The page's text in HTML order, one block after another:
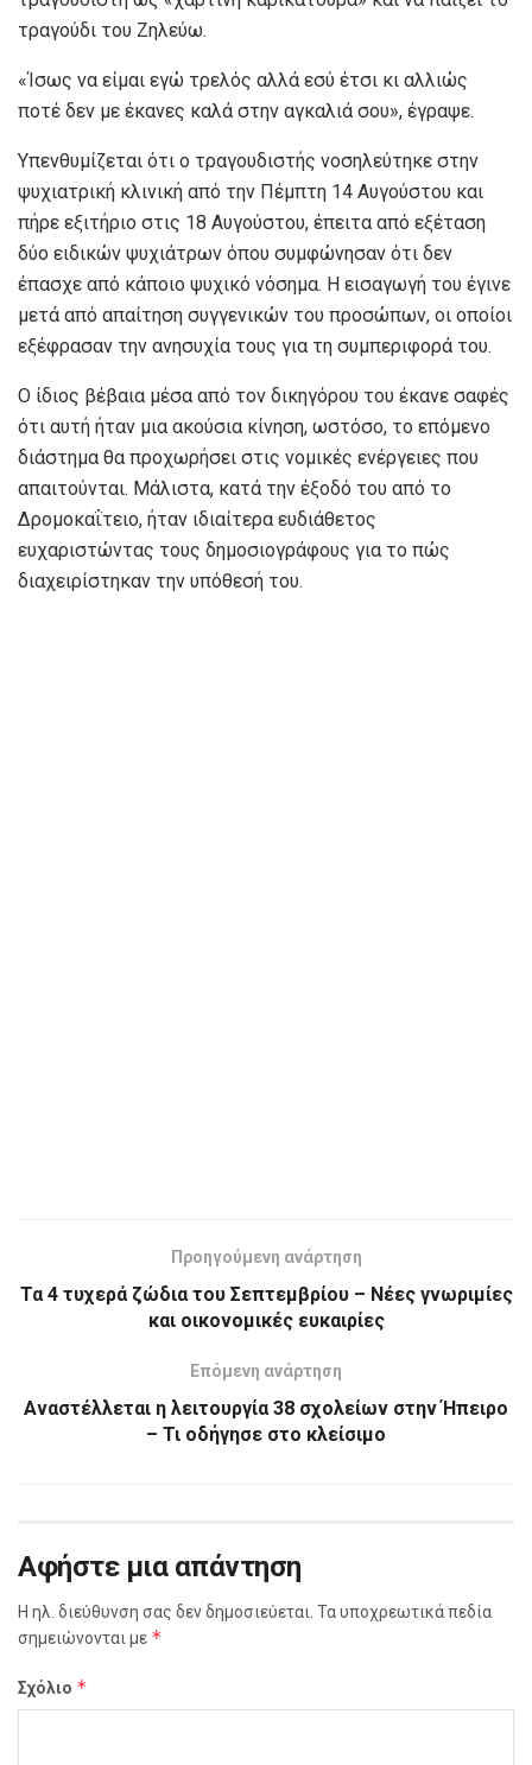
τραγούδι του Ζηλεύω.
«Ίσως να είμαι εγώ τρελός αλλά εσύ έτσι κι αλλιώς
ποτέ δεν με έκανες καλά στην αγκαλιά σου», έγραψε.
Υπενθυμίζεται ότι ο τραγουδιστής νοσηλεύτηκε στην
ψυχιατρική κλινική από την Πέμπτη 14 Αυγούστου και
πήρε εξιτήριο στις 18 Αυγούστου, έπειτα από εξέταση
δύο ειδικών ψυχιάτρων όπου συμφώνησαν ότι δεν
έπασχε από κάποιο ψυχικό νόσημα. Η εισαγωγή του έγινε
μετά από απαίτηση συγγενικών του προσώπων, οι οποίοι
εξέφρασαν την ανησυχία τους για τη συμπεριφορά του.
Ο ίδιος βέβαια μέσα από τον δικηγόρου του έκανε σαφές
ότι αυτή ήταν μια ακούσια κίνηση, ωστόσο, το επόμενο
διάστημα θα προχωρήσει στις νομικές ενέργειες που
απαιτούνται. Μάλιστα, κατά την έξοδό του από το
Δρομοκαΐτειο, ήταν ιδιαίτερα ευδιάθετος
ευχαριστώντας τους δημοσιογράφους για το πώς
διαχειρίστηκαν την υπόθεσή του.
Προηγούμενη ανάρτηση
Τα 4 τυχερά ζώδια του Σεπτεμβρίου – Νέες γνωριμίες
και οικονομικές ευκαιρίες
Επόμενη ανάρτηση
Αναστέλλεται η λειτουργία 38 σχολείων στην Ήπειρο
– Τι οδήγησε στο κλείσιμο
Αφήστε μια απάντηση
Η ηλ. διεύθυνση σας δεν δημοσιεύεται. Τα υποχρεωτικά πεδία
σημειώνονται με *
Σχόλιο *